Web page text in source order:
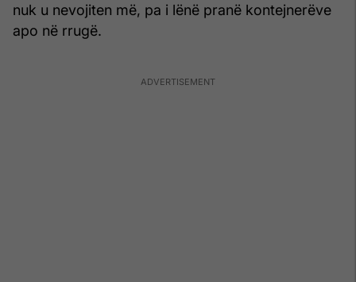
nuk u nevojiten më, pa i lënë pranë kontejnerëve
apo në rrugë.